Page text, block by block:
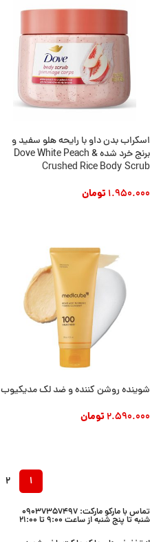
اسکراب بدن داو با رایحه هلو سفید و
برنج خرد شده Dove White Peach &
Crushed Rice Body Scrub
1.950.000تومان
شوینده روشن کننده و ضد لک مدیکیوب
2.590.000تومان
1
2
تماس با مارکو مارکت: 09037357497
شنبه تا پنج شنبه از ساعت 9:00 تا 21:00